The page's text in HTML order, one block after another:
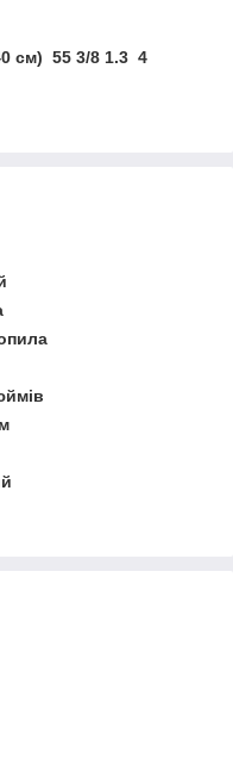
см) 55 3/8 1.3 4